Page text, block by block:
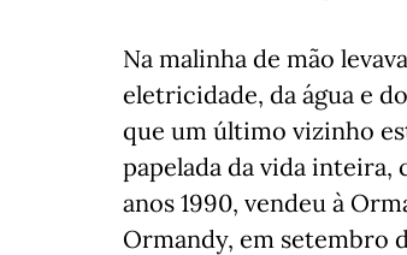
Na malinha de mão
eletricidade, da água e
que um último vizinho
papelada da vida inteira,
anos 1990, vendeu à
Ormandy, em setembro